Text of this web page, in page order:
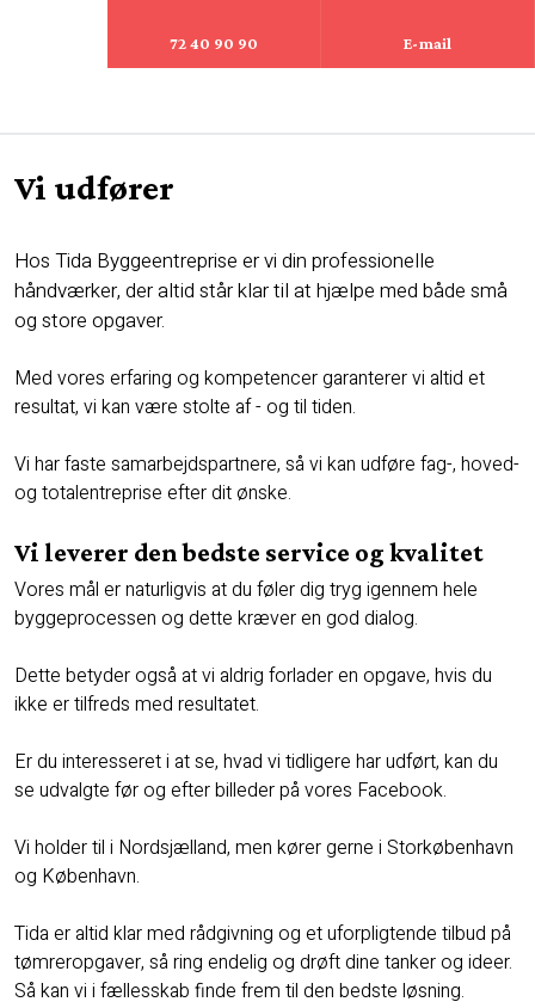
72 40 90 90 E-mail
Vi udfører
Hos Tida Byggeentreprise er vi din professionelle
håndværker, der altid står klar til at hjælpe med både små
og store opgaver.
Med vores erfaring og kompetencer garanterer vi altid et
resultat, vi kan være stolte af - og til tiden.
Vi har faste samarbejdspartnere, så vi kan udføre fag-, hoved-
og totalentreprise efter dit ønske. ​
Vi leverer den bedste service og kvalitet​
Vores mål er naturligvis at du føler dig tryg igennem hele
byggeprocessen og dette kræver en god dialog.
Dette betyder også at vi aldrig forlader en opgave, hvis du
ikke er tilfreds med resultatet.
Er du interesseret i at se, hvad vi tidligere har udført, kan du
se udvalgte før og efter billeder på vores Facebook.
Vi holder til i Nordsjælland, men kører gerne i Storkøbenhavn
og København.​
Tida er altid klar med rådgivning og et uforpligtende tilbud på
tømreropgaver, så ring endelig og drøft dine tanker og ideer.
Så kan vi i fællesskab finde frem til den bedste løsning.